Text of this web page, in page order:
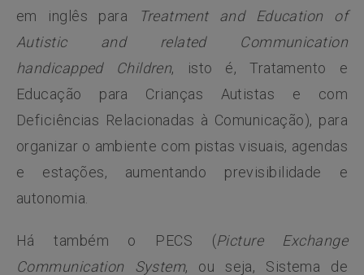
em inglês para
Treatment and Education of
Autistic and related Communication
handicapped Children, isto é, Tratamento e
Educação para Crianças Autistas e com
Deficiências Relacionadas à Comunicação), para
organizar o ambiente com pistas visuais, agendas
e estações, aumentando previsibilidade e
autonomia.
Há também o PECS (Picture Exchange
Communication System, ou seja, Sistema de